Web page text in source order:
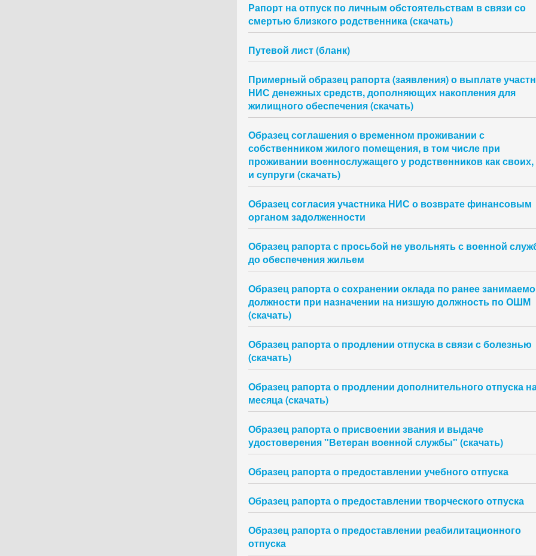
Рапорт на отпуск по личным обстоятельствам в связи со
смертью близкого родственника (скачать)
Путевой лист (бланк)
Примерный образец рапорта (заявления) о выплате
НИС денежных средств, дополняющих накопления для
жилищного обеспечения (скачать)
Образец соглашения о временном проживании с
собственником жилого помещения, в том числе при
проживании военнослужащего у родственников как своих,
и супруги (скачать)
Образец согласия участника НИС о возврате финансовым
органом задолженности
Образец рапорта с просьбой не увольнять с военной
до обеспечения жильем
Образец рапорта о сохранении оклада по ранее
должности при назначении на низшую должность по ОШМ
(скачать)
Образец рапорта о продлении отпуска в связи с болезнью
(скачать)
Образец рапорта о продлении дополнительного отпуска
месяца (скачать)
Образец рапорта о присвоении звания и выдаче
удостоверения "Ветеран военной службы" (скачать)
Образец рапорта о предоставлении учебного отпуска
Образец рапорта о предоставлении творческого отпуска
Образец рапорта о предоставлении реабилитационного
отпуска